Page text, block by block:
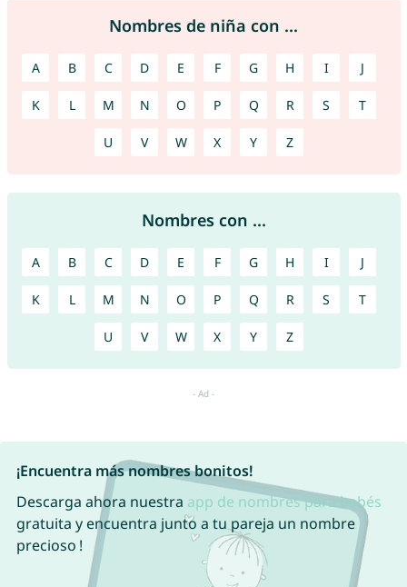
Nombres de niña con ...
A B C D E F G H I J
K L M N O P Q R S T
U V W X Y Z
Nombres con ...
A B C D E F G H I J
K L M N O P Q R S T
U V W X Y Z
¡Encuentra más nombres bonitos!
Descarga ahora nuestra app de nombres para bebés
gratuita y encuentra junto a tu pareja un nombre
precioso !